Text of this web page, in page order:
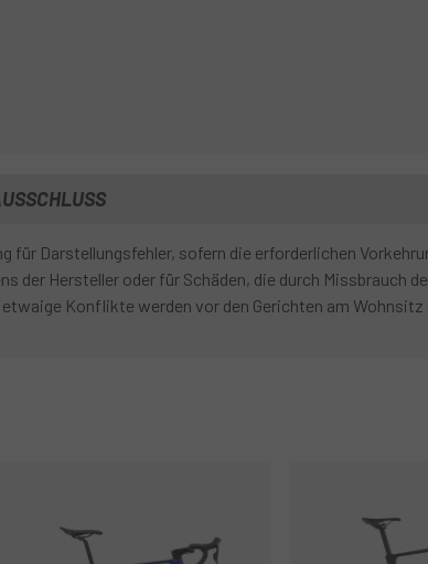
Darstellungsfehler, sofern die erforderlichen
der Hersteller oder für Schäden, die durch Missbrauch
Konflikte werden vor den Gerichten am Wohnsitz